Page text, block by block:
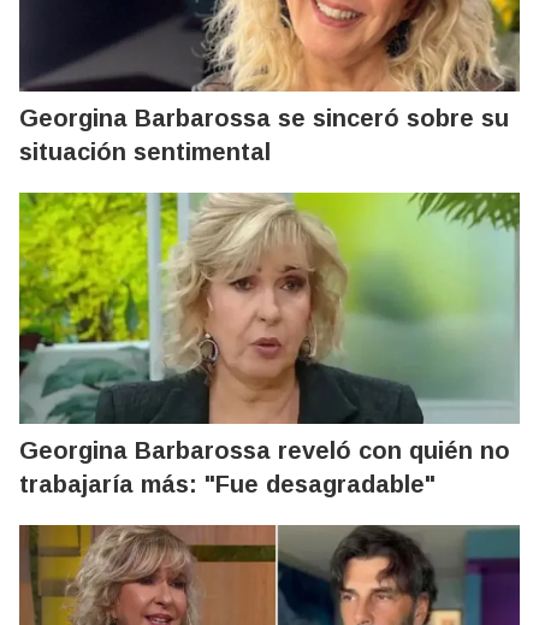
Georgina Barbarossa se sinceró sobre su
situación sentimental
Georgina Barbarossa reveló con quién no
trabajaría más: "Fue desagradable"